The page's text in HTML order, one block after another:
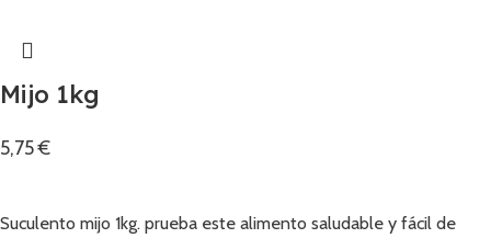
Mijo 1kg
5,75€
Suculento mijo 1kg. prueba este alimento saludable y fácil de